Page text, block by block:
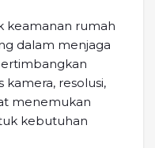
keamanan rumah
dalam menjaga
resolusi,
menemukan
kebutuhan